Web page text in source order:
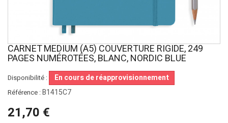
CARNET MEDIUM (A5) COUVERTURE RIGIDE, 249
PAGES NUMÉROTÉES, BLANC, NORDIC BLUE
Disponibilité : En cours de réapprovisionnement
Référence :B1415C7
21,70 €